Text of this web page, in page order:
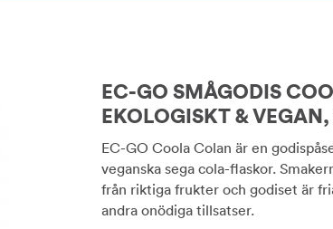
EC-GO SMÅGODIS
EKOLOGISKT & VEGAN,
EC-GO Coola Colan är en
veganska sega cola-flaskor.
från riktiga frukter och godiset är
andra onödiga tillsatser.